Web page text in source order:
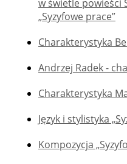
w świetle powieści
„Syzyfowe prace”
Charakterystyka
Andrzej Radek -
Charakterystyka
Język i stylistyka
Kompozycja